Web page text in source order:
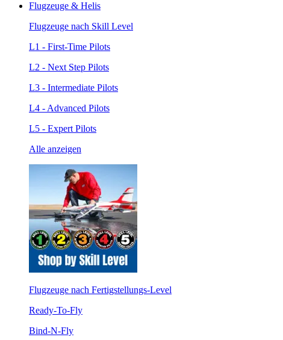
Flugzeuge & Helis
Flugzeuge nach Skill Level
L1 - First-Time Pilots
L2 - Next Step Pilots
L3 - Intermediate Pilots
L4 - Advanced Pilots
L5 - Expert Pilots
Alle anzeigen
Flugzeuge nach Fertigstellungs-Level
Ready-To-Fly
Bind-N-Fly